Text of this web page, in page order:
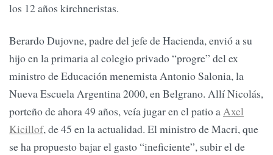
los 12 años kirchneristas.
Berardo Dujovne, padre del jefe de Hacienda, envió a su
hijo en la primaria al colegio privado “progre” del ex
ministro de Educación menemista Antonio Salonia, la
Nueva Escuela Argentina 2000, en Belgrano. Allí Nicolás,
porteño de ahora 49 años, veía jugar en el patio aAxel
Kicillof, de 45 en la actualidad. El ministro de Macri, que
se ha propuesto bajar el gasto “ineficiente”, subir el de